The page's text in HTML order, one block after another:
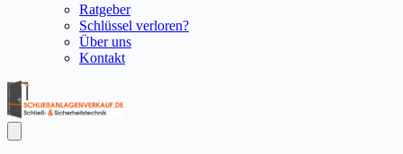
Ratgeber
Schlüssel verloren?
Über uns
Kontakt